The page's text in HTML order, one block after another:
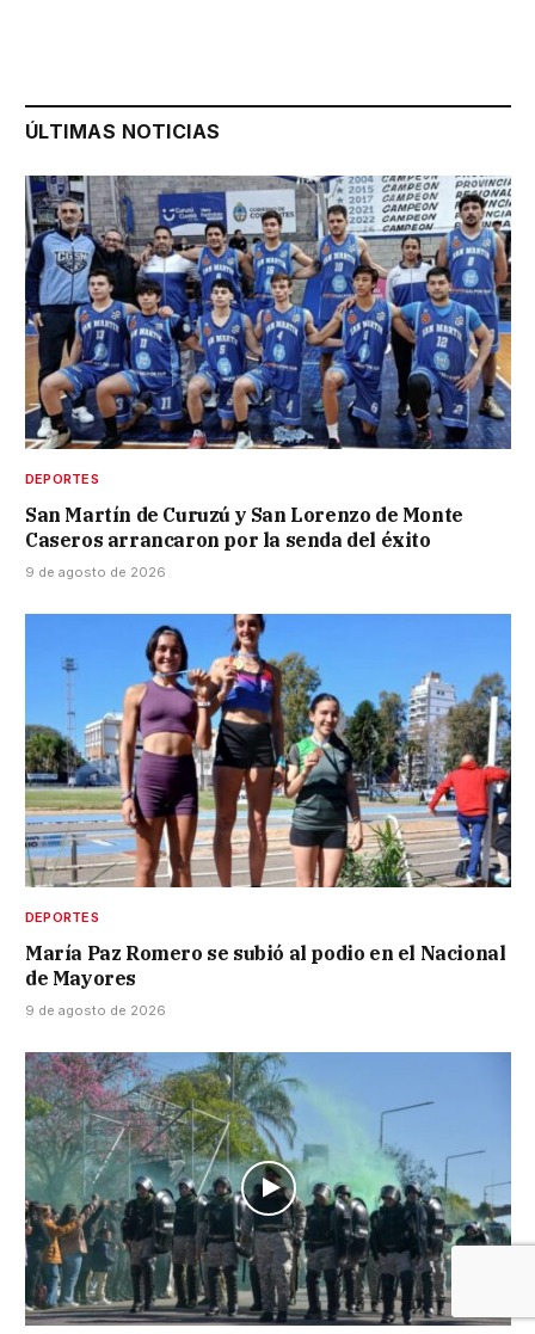
ÚLTIMAS NOTICIAS
DEPORTES
San Martín de Curuzú y San Lorenzo de Monte
Caseros arrancaron por la senda del éxito
9 de agosto de 2026
DEPORTES
María Paz Romero se subió al podio en el Nacional
de Mayores
9 de agosto de 2026